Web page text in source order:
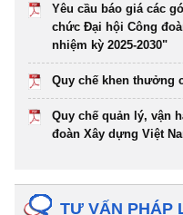
Yêu cầu báo giá các
chức Đại hội Công
nhiệm kỳ 2025-2030"
Quy chế khen thưởng
Quy chế quản lý, vận
đoàn Xây dựng Việt
TƯ VẤN PHÁP